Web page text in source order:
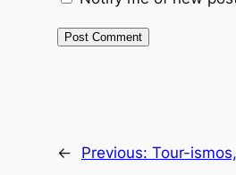
← Previous: Tour-